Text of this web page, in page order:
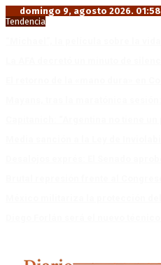
domingo 9, agosto 2026. 01:58
Tendencia